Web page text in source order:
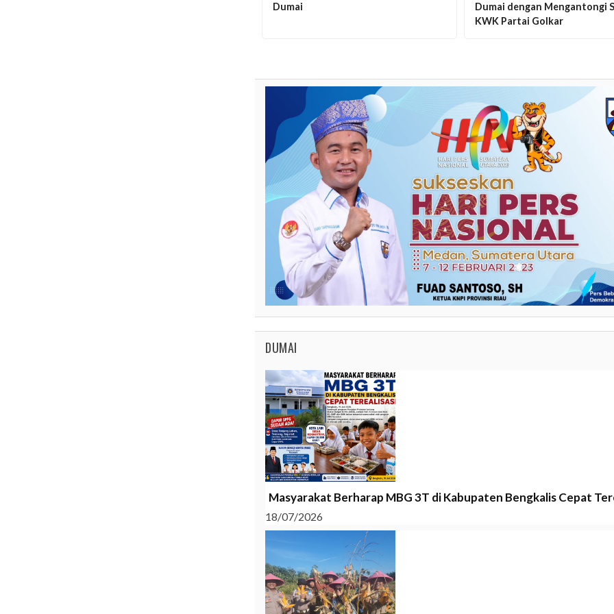
Dumai
Dumai dengan Mengantongi
KWK Partai Golkar
DUMAI
Masyarakat Berharap MBG 3T di Kabupaten Bengkalis Cepat
18/07/2026